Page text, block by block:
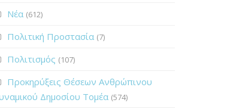
Νέα (612)
Πολιτική Προστασία (7)
Πολιτισμός (107)
Προκηρύξεις Θέσεων Ανθρώπινου
Δημοσίου Τομέα (574)